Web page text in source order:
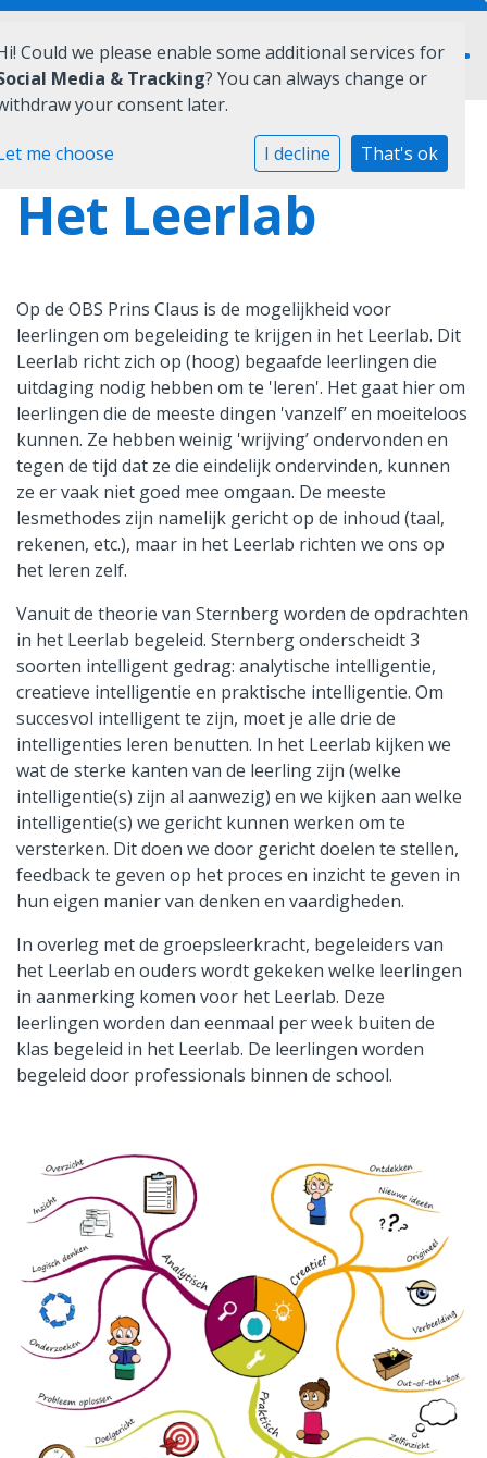
Home
Onze school
Medezeggenschap
Vacatures
Ik zoek een school
Het Leerlab
Op de OBS Prins Claus is de mogelijkheid voor
leerlingen om begeleiding te krijgen in het Leerlab. Dit
Leerlab richt zich op (hoog) begaafde leerlingen die
uitdaging nodig hebben om te 'leren'. Het gaat hier om
leerlingen die de meeste dingen 'vanzelf’ en moeiteloos
kunnen. Ze hebben weinig 'wrijving’ ondervonden en
tegen de tijd dat ze die eindelijk ondervinden, kunnen
ze er vaak niet goed mee omgaan. De meeste
lesmethodes zijn namelijk gericht op de inhoud (taal,
rekenen, etc.), maar in het Leerlab richten we ons op
het leren zelf.
Vanuit de theorie van Sternberg worden de opdrachten
in het Leerlab begeleid. Sternberg onderscheidt 3
soorten intelligent gedrag: analytische intelligentie,
creatieve intelligentie en praktische intelligentie. Om
succesvol intelligent te zijn, moet je alle drie de
intelligenties leren benutten. In het Leerlab kijken we
wat de sterke kanten van de leerling zijn (welke
intelligentie(s) zijn al aanwezig) en we kijken aan welke
intelligentie(s) we gericht kunnen werken om te
versterken. Dit doen we door gericht doelen te stellen,
feedback te geven op het proces en inzicht te geven in
hun eigen manier van denken en vaardigheden.
In overleg met de groepsleerkracht, begeleiders van
het Leerlab en ouders wordt gekeken welke leerlingen
in aanmerking komen voor het Leerlab. Deze
leerlingen worden dan eenmaal per week buiten de
klas begeleid in het Leerlab. De leerlingen worden
begeleid door professionals binnen de school.
Could we please enable some additional services for
Media & Tracking? You can always change or
your consent later.
me choose I decline That's ok